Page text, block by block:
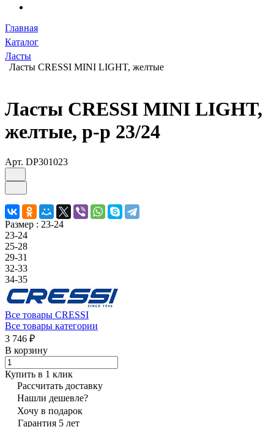
Главная
Каталог
Ласты
Ласты CRESSI MINI LIGHT, желтые
Ласты CRESSI MINI LIGHT,
желтые, р-р 23/24
Арт. DP301023
Размер : 23-24
23-24
25-28
29-31
32-33
34-35
Все товары CRESSI
Все товары категории
3 746 ₽
В корзину
Купить в 1 клик
Рассчитать доставку
Нашли дешевле?
Хочу в подарок
Гарантия 5 лет